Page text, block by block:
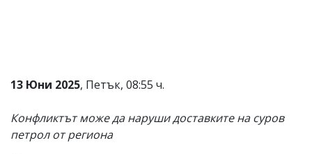
откриете
обиден
вас
коментар,
моля
13 Юни 2025, Петък, 08:55 ч.
Конфликтът може да наруши доставките на суров
петрол от региона